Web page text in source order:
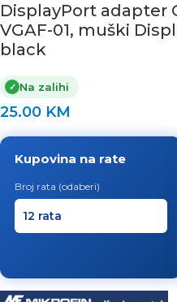
DisplayPort adapter
VGAF-01, muški
black
✓ Na zalihi
25.00 KM
Kupovina na rate
Broj rata (odaberi)